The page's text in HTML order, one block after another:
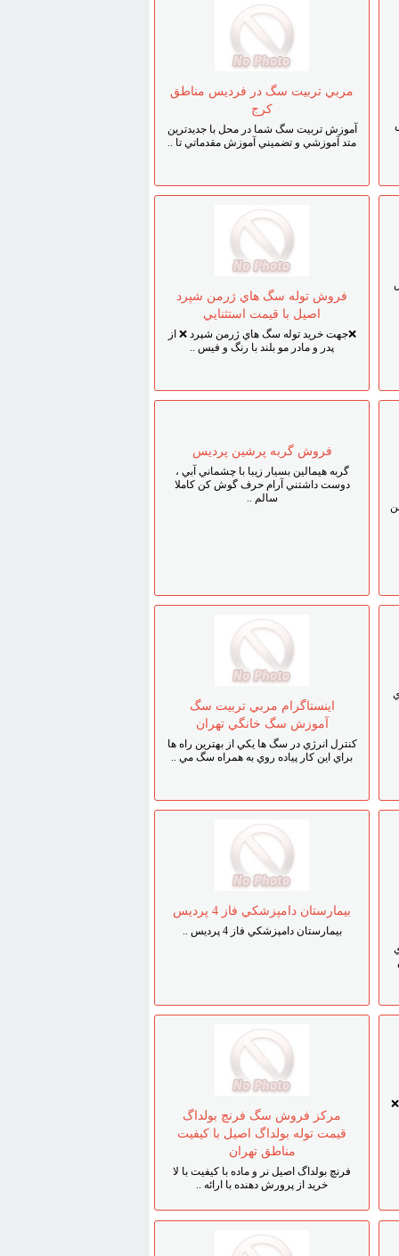
مربي تربيت سگ در فرديس مناطق
کرج
آموزش تربيت سگ شما در محل با جديدترين
متد آموزشي و تضميني آموزش مقدماتي تا ..
فروش توله سگ هاي ژرمن شپرد
اصيل با قيمت استثنايي
❌جهت خريد توله سگ هاي ژرمن شپرد ❌ از
پدر و مادر مو بلند با رنگ و فيس ..
فروش گربه پرشين پرديس
گربه هيمالين بسيار زيبا با چشماني آبي ،
دوست داشتني آرام حرف گوش کن کاملا
سالم ..
اينستاگرام مربي تربيت سگ
آموزش سگ خانگي تهران
کنترل انرژي در سگ ها يکي از بهترين راه ها
براي اين کار پياده روي به همراه سگ مي ..
بيمارستان دامپزشکي فاز 4 پرديس
بيمارستان دامپزشکي فاز 4 پرديس ..
مرکز فروش سگ فرنچ بولداگ
قيمت توله بولداگ اصيل با کيفيت
مناطق تهران
فرنچ بولداگ اصيل نر و ماده با کيفيت با لا
خريد از پرورش دهنده با ارائه ..